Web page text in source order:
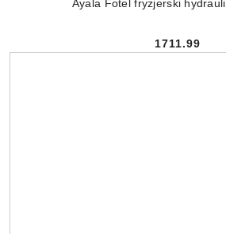
Ayala Fotel fryzjerski
Cena:
1711.99